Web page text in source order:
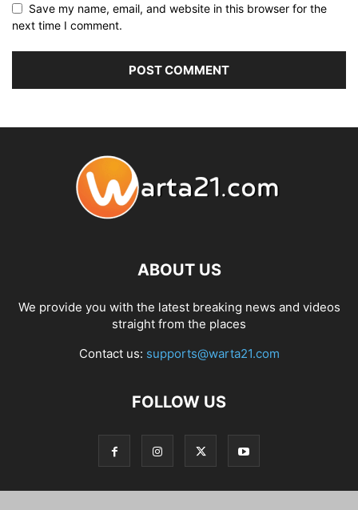
Save my name, email, and website in this browser for the
next time I comment.
ABOUT US
We provide you with the latest breaking news and videos
straight from the places
Contact us: supports@warta21.com
FOLLOW US